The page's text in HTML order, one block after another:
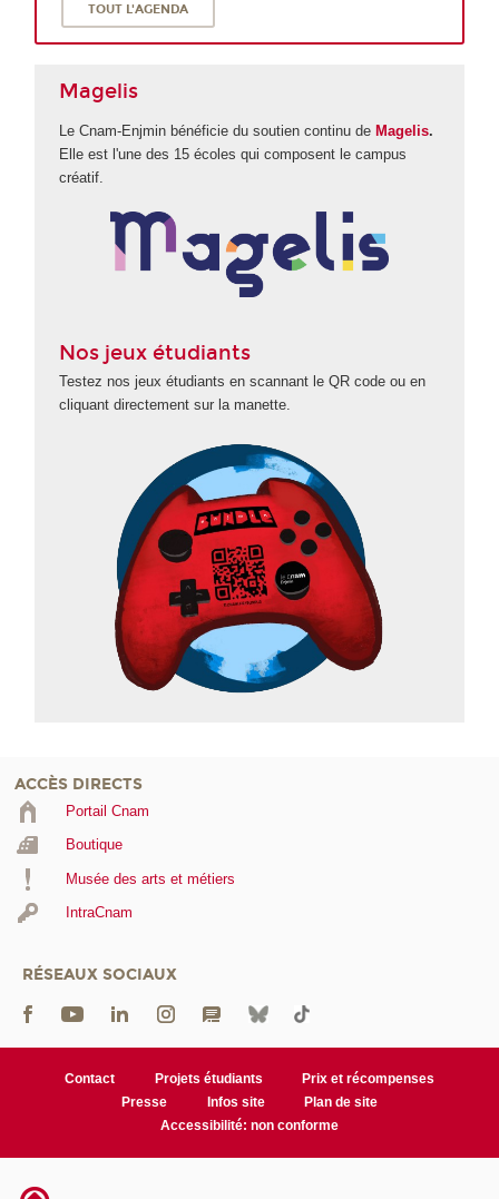
TOUT L'AGENDA
Magelis
Le Cnam-Enjmin bénéficie du soutien continu de Magelis.
Elle est l'une des 15 écoles qui composent le campus
créatif.
Nos jeux étudiants
Testez nos jeux étudiants en scannant le QR code ou en
cliquant directement sur la manette.
ACCÈS DIRECTS
Portail Cnam
Boutique
Musée des arts et métiers
IntraCnam
RÉSEAUX SOCIAUX
Contact Projets étudiants
Prix et récompenses
Presse
Infos site
Plan de site
Accessibilité: non conforme